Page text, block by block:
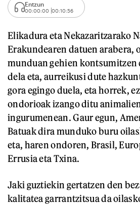
Entzun
00:00:00 00:10:56
Elikadura eta Nekazaritzarako
Erakundearen datuen arabera,
munduan gehien kontsumitzen
dela eta, aurreikusi dute
gora egingo duela, eta horrek,
ondorioak izango ditu
ingurumenean. Gaur egun,
Batuak dira munduko buru
eta, haren ondoren, Brasil,
Errusia eta Txina.
Jaki guztiekin gertatzen den
kalitatea garrantzitsua da